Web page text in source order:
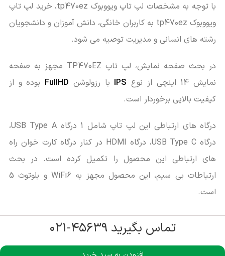
با توجه به مشخصات لپ تاپ ویووبوک tp470ez، خرید لپ تاپ
ویووبوک tp470ez به کاربران خانگی، دانش آموزان و دانشجویان
رشته های انسانی و مدیریت توصیه می شود.
در بحث صفحه نمایش، لپ تاپ TP470EZ مجهز به صفحه
نمایش 14 اینچی از نوع
IPS با رزولوشن FullHD بوده و از
کیفیت بالایی برخوردار است.
درگاه های ارتباطی این لپ تاپ شامل 1 درگاه USB Type A،
درگاه USB Type C، درگاه HDMI در کنار درگاه کارت خوان راه
های ارتباطی این محصول را تکمیل کرده است. در بحث
ارتباطات بی سیم، این محصول مجهز به WiFi6 و بلوتوث 5
است.
تماس بگیرید ۴۵۶۳۹-۰۲۱